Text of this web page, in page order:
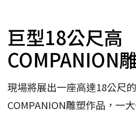
巨型18公尺高
COMPANION
現場將展出一座高達18公尺
COMPANION雕塑作品，一